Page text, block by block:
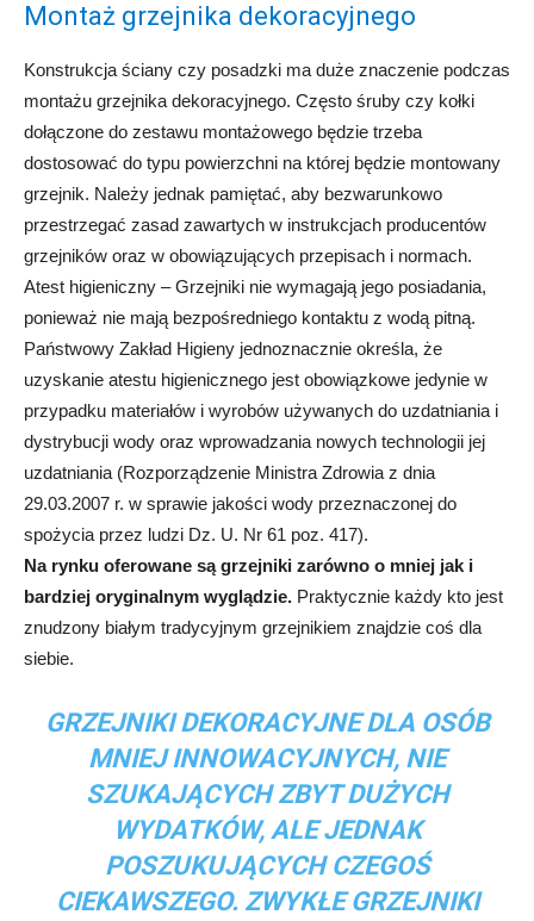
Montaż grzejnika dekoracyjnego
Konstrukcja ściany czy posadzki ma duże znaczenie podczas
montażu grzejnika dekoracyjnego. Często śruby czy kołki
dołączone do zestawu montażowego będzie trzeba
dostosować do typu powierzchni na której będzie montowany
grzejnik. Należy jednak pamiętać, aby bezwarunkowo
przestrzegać zasad zawartych w instrukcjach producentów
grzejników oraz w obowiązujących przepisach i normach.
Atest higieniczny – Grzejniki nie wymagają jego posiadania,
ponieważ nie mają bezpośredniego kontaktu z wodą pitną.
Państwowy Zakład Higieny jednoznacznie określa, że
uzyskanie atestu higienicznego jest obowiązkowe jedynie w
przypadku materiałów i wyrobów używanych do uzdatniania i
dystrybucji wody oraz wprowadzania nowych technologii jej
uzdatniania (Rozporządzenie Ministra Zdrowia z dnia
29.03.2007 r. w sprawie jakości wody przeznaczonej do
spożycia przez ludzi Dz. U. Nr 61 poz. 417).
Na rynku oferowane są grzejniki zarówno o mniej jak i
bardziej oryginalnym wyglądzie. Praktycznie każdy kto jest
znudzony białym tradycyjnym grzejnikiem znajdzie coś dla
siebie.
GRZEJNIKI DEKORACYJNE DLA OSÓB
MNIEJ INNOWACYJNYCH, NIE
SZUKAJĄCYCH ZBYT DUŻYCH
WYDATKÓW, ALE JEDNAK
POSZUKUJĄCYCH CZEGOŚ
CIEKAWSZEGO. ZWYKŁE GRZEJNIKI